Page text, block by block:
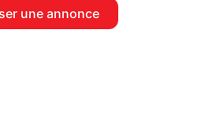
une annonce